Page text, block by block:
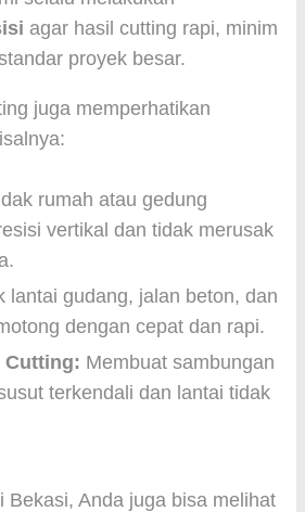
agar hasil cutting rapi, minim
proyek besar.
juga memperhatikan
rumah atau gedung
vertikal dan tidak merusak
lantai gudang, jalan beton, dan
dengan cepat dan rapi.
Cutting: Membuat sambungan
terkendali dan lantai tidak
Bekasi, Anda juga bisa melihat